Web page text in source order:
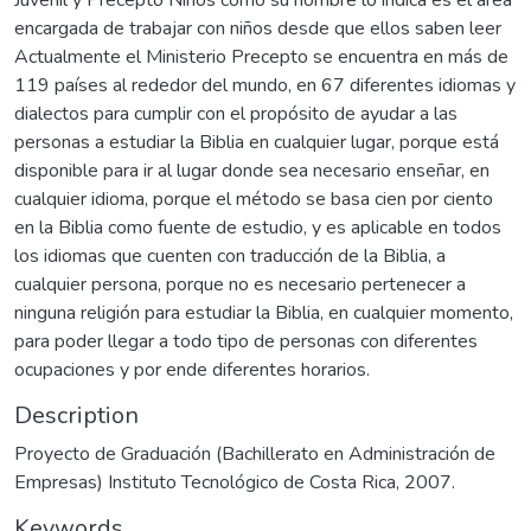
encargada de trabajar con niños desde que ellos saben leer
Actualmente el Ministerio Precepto se encuentra en más de
119 países al rededor del mundo, en 67 diferentes idiomas y
dialectos para cumplir con el propósito de ayudar a las
personas a estudiar la Biblia en cualquier lugar, porque está
disponible para ir al lugar donde sea necesario enseñar, en
cualquier idioma, porque el método se basa cien por ciento
en la Biblia como fuente de estudio, y es aplicable en todos
los idiomas que cuenten con traducción de la Biblia, a
cualquier persona, porque no es necesario pertenecer a
ninguna religión para estudiar la Biblia, en cualquier momento,
para poder llegar a todo tipo de personas con diferentes
ocupaciones y por ende diferentes horarios.
Description
Proyecto de Graduación (Bachillerato en Administración de
Empresas) Instituto Tecnológico de Costa Rica, 2007.